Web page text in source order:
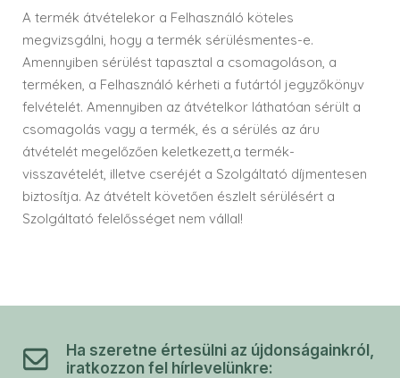
A termék átvételekor a Felhasználó köteles
megvizsgálni, hogy a termék sérülésmentes-e.
Amennyiben sérülést tapasztal a csomagoláson, a
terméken, a Felhasználó kérheti a futártól jegyzőkönyv
felvételét. Amennyiben az átvételkor láthatóan sérült a
csomagolás vagy a termék, és a sérülés az áru
átvételét megelőzően keletkezett,a termék-
visszavételét, illetve cseréjét a Szolgáltató díjmentesen
biztosítja. Az átvételt követően észlelt sérülésért a
Szolgáltató felelősséget nem vállal!
Ha szeretne értesülni az újdonságainkról,
iratkozzon fel hírlevelünkre: